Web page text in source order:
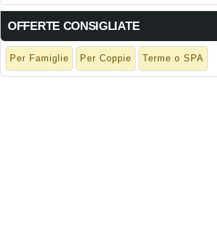
OFFERTE CONSIGLIATE
Per Famiglie Per Coppie Terme o SPA